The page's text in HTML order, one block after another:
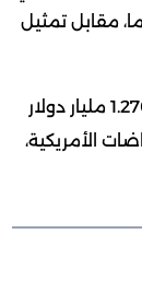
مقابل تمثيل
وعلى صعيد الإيرادات، سجل ريال مدريد رقمًا قياسيًا جديدًا في تاريخ كرة القدم، بعد أن بلغت عائداته نحو 1.270 مليار دولار
الرياضات الأمريكية،